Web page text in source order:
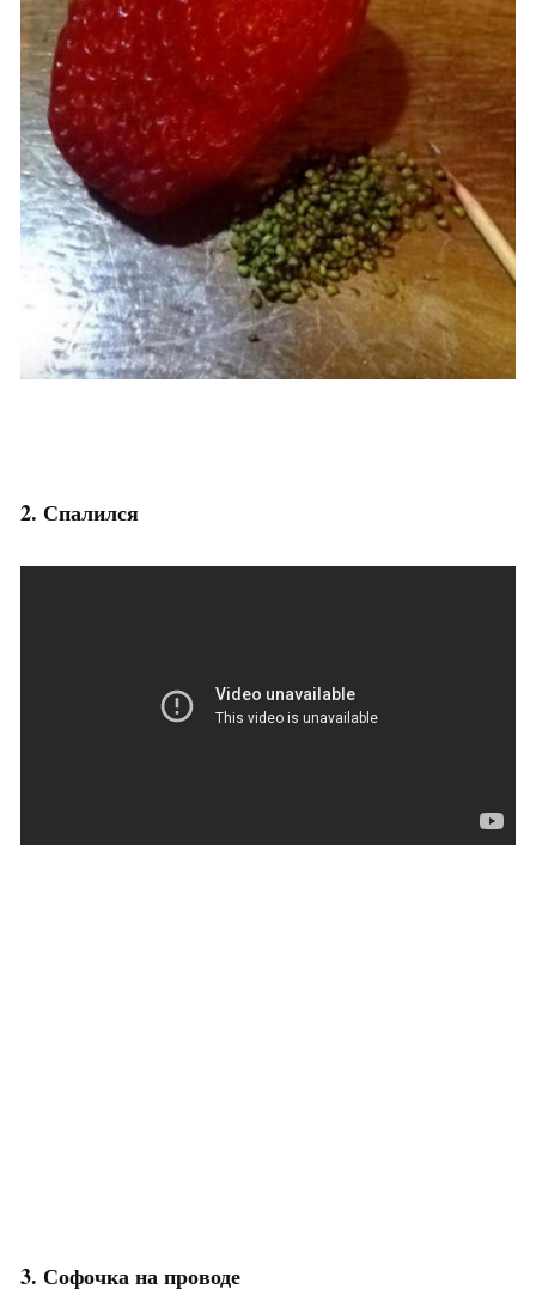
2. Спалился
3. Софочка на проводе